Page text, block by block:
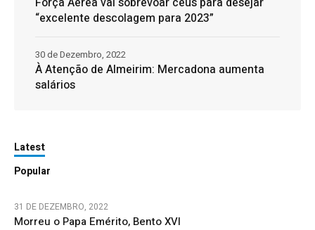
“excelente descolagem para 2023”
À Atenção de Almeirim: Mercadona aumenta
salários
30 de Dezembro, 2022
Latest
Popular
31 DE DEZEMBRO, 2022
Morreu o Papa Emérito, Bento XVI